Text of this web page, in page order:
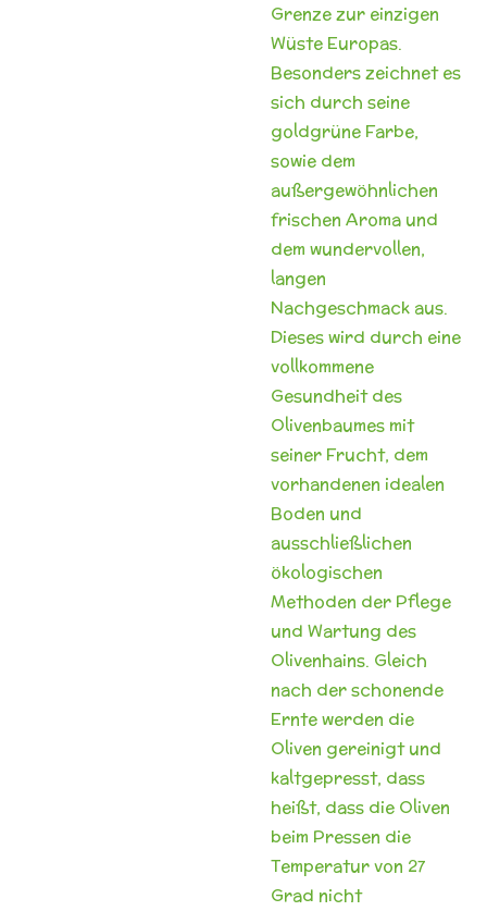
Grenze zur einzigen
Wüste Europas.
Besonders zeichnet es
sich durch seine
goldgrüne Farbe,
sowie dem
außergewöhnlichen
frischen Aroma und
dem wundervollen,
langen
Nachgeschmack aus.
Dieses wird durch eine
vollkommene
Gesundheit des
Olivenbaumes mit
seiner Frucht, dem
vorhandenen idealen
Boden und
ausschließlichen
ökologischen
Methoden der Pflege
und Wartung des
Olivenhains. Gleich
nach der schonende
Ernte werden die
Oliven gereinigt und
kaltgepresst, dass
heißt, dass die Oliven
beim Pressen die
Temperaturvon 27
Grad nicht